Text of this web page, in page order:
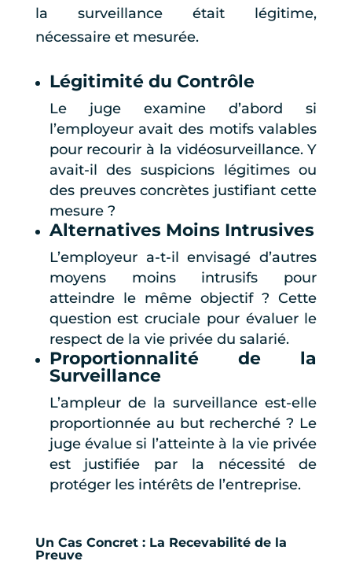
la surveillance était légitime,
nécessaire et mesurée.
Légitimité du Contrôle
Le juge examine d’abord si
l’employeur avait des motifs valables
pour recourir à la vidéosurveillance. Y
avait-il des suspicions légitimes ou
des preuves concrètes justifiant cette
mesure ?
Alternatives Moins Intrusives
L’employeur a-t-il envisagé d’autres
moyens moins intrusifs pour
atteindre le même objectif ? Cette
question est cruciale pour évaluer le
respect de la vie privée du salarié.
Proportionnalité de la
Surveillance
L’ampleur de la surveillance est-elle
proportionnée au but recherché ? Le
juge évalue si l’atteinte à la vie privée
est justifiée par la nécessité de
protéger les intérêts de l’entreprise.
Un Cas Concret : La Recevabilité de la
Preuve